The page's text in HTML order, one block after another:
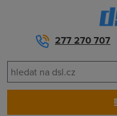
277 270 707